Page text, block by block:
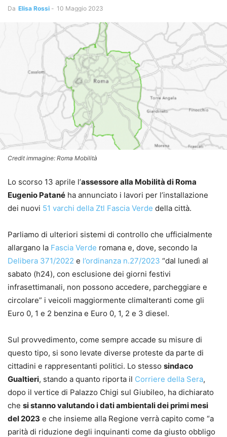
Da Elisa Rossi - 10 Maggio 2023
Credit immagine: Roma Mobilità
Lo scorso 13 aprile l’assessore alla Mobilità di Roma
Eugenio Patané ha annunciato i lavori per l’installazione
dei nuovi 51 varchi della Ztl Fascia Verde della città.
Parliamo di ulteriori sistemi di controllo che ufficialmente
allargano la Fascia Verde romana e, dove, secondo la
Delibera 371/2022 e l’ordinanza n.27/2023 “dal lunedì al
sabato (h24), con esclusione dei giorni festivi
infrasettimanali, non possono accedere, parcheggiare e
circolare” i veicoli maggiormente climalteranti come gli
Euro 0, 1 e 2 benzina e Euro 0, 1, 2 e 3 diesel.
Sul provvedimento, come sempre accade su misure di
questo tipo, si sono levate diverse proteste da parte di
cittadini e rappresentanti politici. Lo stesso sindaco
Gualtieri, stando a quanto riporta il Corriere della Sera,
dopo il vertice di Palazzo Chigi sul Giubileo, ha dichiarato
che si stanno valutando i dati ambientali dei primi mesi
del 2023 e che insieme alla Regione verrà capito come “a
parità di riduzione degli inquinanti come da giusto obbligo